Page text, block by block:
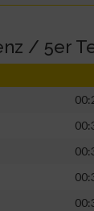
/ 5er